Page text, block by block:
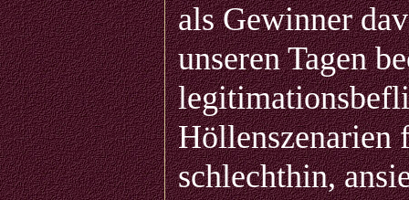
als Gewinner
unseren Tagen
Höllenszenarien
schlechthin,